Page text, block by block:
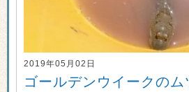
2019年05月02日
ゴールデンウイークのム